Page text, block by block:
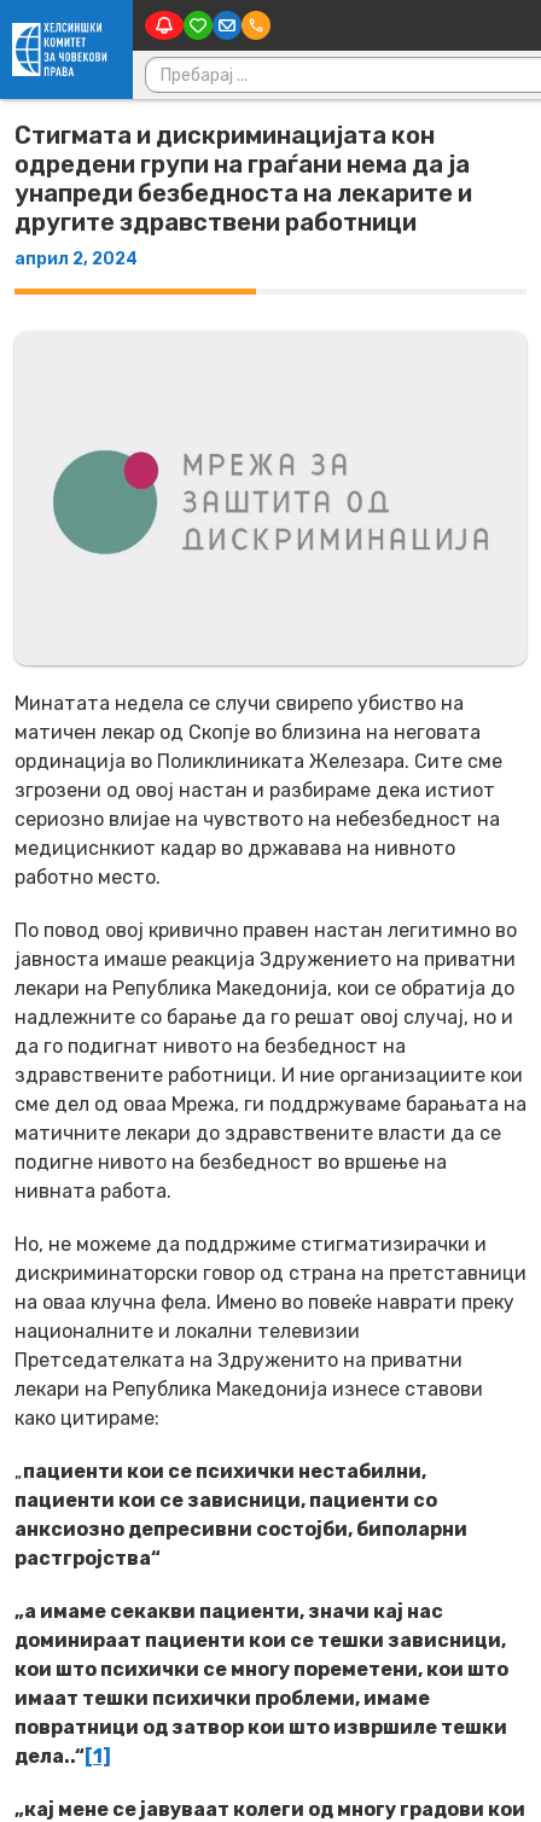
Skip to content
Пребарувај за:
Стигмата и дискриминацијата кон
одредени групи на граѓани нема да ја
унапреди безбедноста на лекарите и
другите здравствени работници
април 2, 2024
Минатата недела се случи свирепо убиство на
матичен лекар од Скопје во близина на неговата
ординација во Поликлиниката Железара. Сите сме
згрозени од овој настан и разбираме дека истиот
сериозно влијае на чувството на небезбедност на
медициснкиот кадар во државава на нивното
работно место.
По повод овој кривично правен настан легитимно во
јавноста имаше реакција Здружението на приватни
лекари на Република Македонија, кои се обратија до
надлежните со барање да го решат овој случај, но и
да го подигнат нивото на безбедност на
здравствените работници. И ние организациите кои
сме дел од оваа Мрежа, ги поддржуваме барањата на
матичните лекари до здравствените власти да се
подигне нивото на безбедност во вршење на
нивната работа.
Но, не можеме да поддржиме стигматизирачки и
дискриминаторски говор од страна на претставници
на оваа клучна фела. Имено во повеќе наврати преку
националните и локални телевизии
Претседателката на Здруженито на приватни
лекари на Република Македонија изнесе ставови
како цитираме:
„пациенти кои се психички нестабилни,
пациенти кои се зависници, пациенти со
анксиозно депресивни состојби, биполарни
растгројства“
„а имаме секакви пациенти, значи кај нас
доминираат пациенти кои се тешки зависници,
кои што психички се многу пореметени, кои што
имаат тешки психички проблеми, имаме
повратници од затвор кои што извршиле тешки
дела..“[1]
„кај мене се јавуваат колеги од многу градови кои